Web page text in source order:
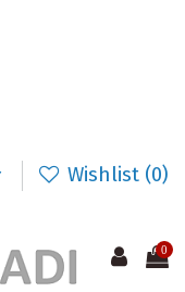
Wishlist (0)
0